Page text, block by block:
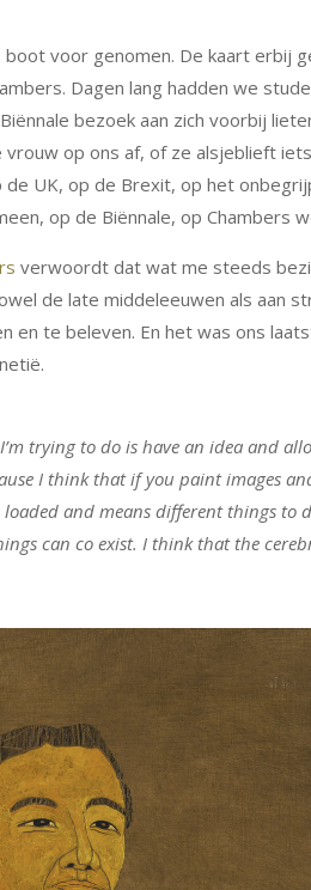
voor genomen. De kaart erbij
Dagen lang hadden we
bezoek aan zich voorbij
vrouw op ons af, of ze alsjeblieft
de UK, op de Brexit, op het
op de Biënnale, op Chambers
verwoordt dat wat me steeds
de late middeleeuwen als aan
en te beleven. En het was ons
trying to do is have an idea and
I think that if you paint images
and means different things to
can co exist. I think that the